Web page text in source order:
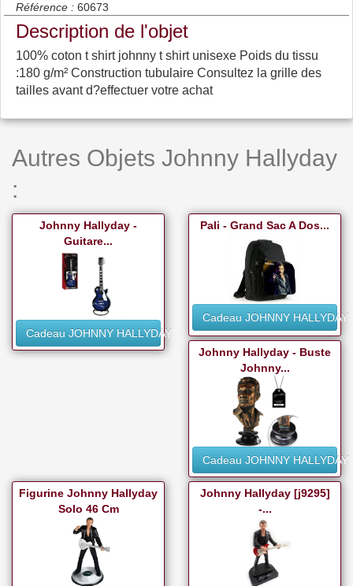
Référence : 60673
Description de l'objet
100% coton t shirt johnny t shirt unisexe Poids du tissu
:180 g/m² Construction tubulaire Consultez la grille des
tailles avant d?effectuer votre achat
Autres Objets Johnny Hallyday
:
Johnny Hallyday -
Guitare...
Cadeau JOHNNY HALLYDAY
Pali - Grand Sac A Dos...
Cadeau JOHNNY HALLYDAY
Johnny Hallyday - Buste
Johnny...
Cadeau JOHNNY HALLYDAY
Figurine Johnny Hallyday
Solo 46 Cm
Johnny Hallyday [j9295]
-...